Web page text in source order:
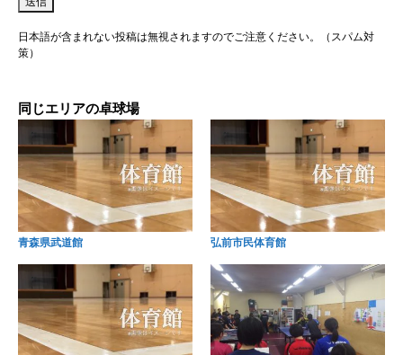
日本語が含まれない投稿は無視されますのでご注意ください。（スパム対
策）
同じエリアの卓球場
青森県武道館 弘前市民体育館